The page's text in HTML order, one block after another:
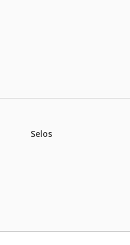
Selos